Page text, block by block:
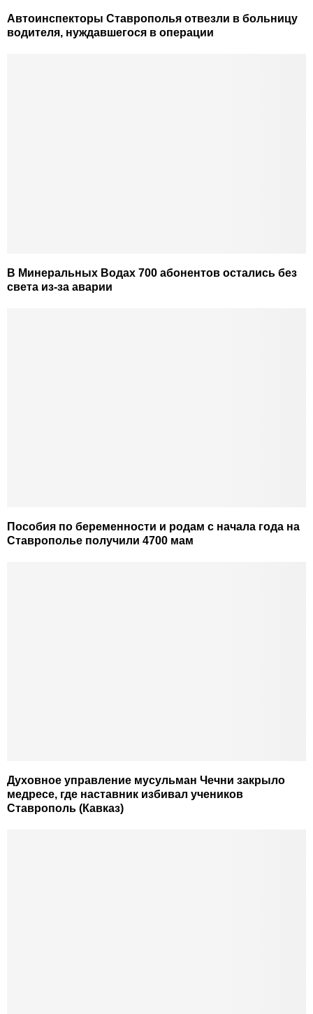
Автоинспекторы Ставрополья отвезли в больницу
водителя, нуждавшегося в операции
В Минеральных Водах 700 абонентов остались без
света из-за аварии
Пособия по беременности и родам с начала года на
Ставрополье получили 4700 мам
Духовное управление мусульман Чечни закрыло
медресе, где наставник избивал учеников
Ставрополь (Кавказ)